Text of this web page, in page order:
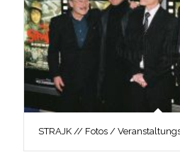
STRAJK // Fotos /